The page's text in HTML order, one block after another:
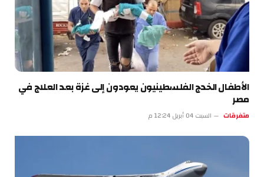
الأطفال الخدج الفلسطينيون يعودون إلى غزة بعد العلاج في
مصر
متفرقات السبت 04 أبريل 12:24 م